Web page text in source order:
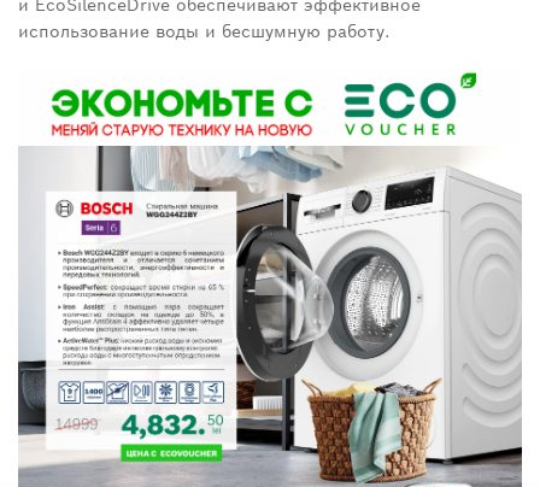
использование воды и бесшумную работу.